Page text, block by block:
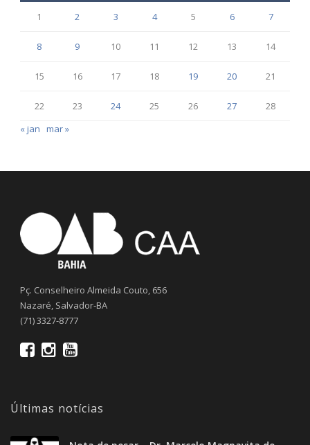
1 2 3 4 5 6 7
8 9 10 11 12 13 14
15 16 17 18 19 20 21
22 23 24 25 26 27
28
« jan mar »
Pç. Conselheiro Almeida Couto, 656
Nazaré, Salvador-BA
(71) 3327-8777
Últimas notícias